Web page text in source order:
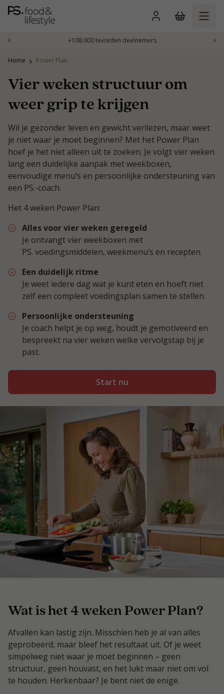
Naar
inhoud
‹ +108.000 tevreden deelnemers ›
Home Power Plan
Vier weken structuur om
weer grip te krijgen
Wil je gezonder leven en gewicht verliezen, maar weet
je niet waar je moet beginnen? Met het Power Plan
hoef je het niet alleen uit te zoeken. Je volgt vier weken
lang een duidelijke aanpak met weekboxen,
eenvoudige menu’s en persoonlijke ondersteuning van
een PS.-coach.
Het 4 weken Power Plan:
Alles voor vier weken geregeld
Je ontvangt vier weekboxen met
PS. voedingsmiddelen, weekmenu’s en recepten.
Een duidelijk ritme
Je weet iedere dag wat je kunt eten en hoeft niet
zelf een compleet voedingsplan samen te stellen.
Persoonlijke ondersteuning
Je coach helpt je op weg, houdt je gemotiveerd en
bespreekt na vier weken welke vervolgstap bij je
past.
Start nu
Wat is het 4 weken Power Plan?
Afvallen kan lastig zijn. Misschien heb je al van alles
geprobeerd, maar bleef het resultaat uit. Of je weet
simpelweg niet waar je moet beginnen – geen
structuur, geen houvast, en het lukt maar niet om vol
te houden. Herkenbaar? Je bent niet de enige.